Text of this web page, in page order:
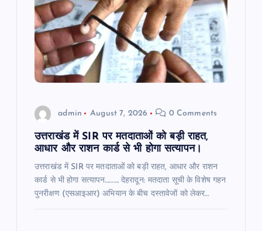
admin August 7, 2026 0 Comments
उत्तराखंड में SIR पर मतदाताओं को बड़ी राहत,
आधार और राशन कार्ड से भी होगा सत्यापन।
उत्तराखंड में SIR पर मतदाताओं को बड़ी राहत, आधार और राशन
कार्ड से भी होगा सत्यापन………. देहरादून: मतदाता सूची के विशेष गहन
पुनरीक्षण (एसआइआर) अभियान के बीच दस्तावेजों को लेकर…